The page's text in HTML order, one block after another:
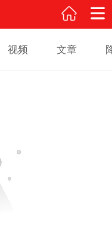
视频 文章